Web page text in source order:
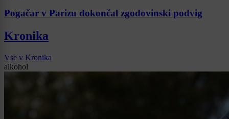
Pogačar v Parizu dokončal zgodovinski podvig
Kronika
Vse v Kronika
alkohol